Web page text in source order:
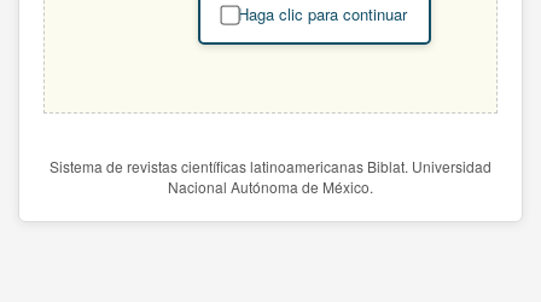
Haga clic para continuar
Sistema de revistas científicas latinoamericanas Biblat. Universidad
Nacional Autónoma de México.